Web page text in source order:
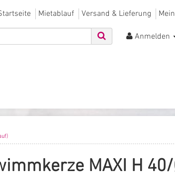
Mietablauf Versand & Lieferung
Anmelden
MAXI H